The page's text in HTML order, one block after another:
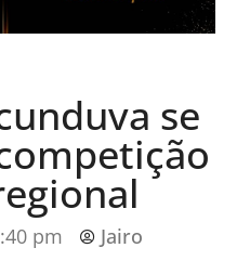
se
pm Jairo